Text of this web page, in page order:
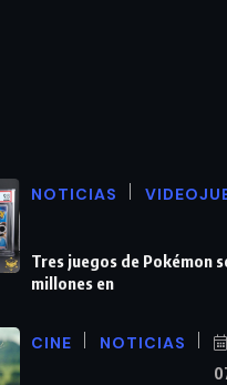
NOTICIAS
Tres juegos de Pokémon
millones en
CINE NOTICIAS